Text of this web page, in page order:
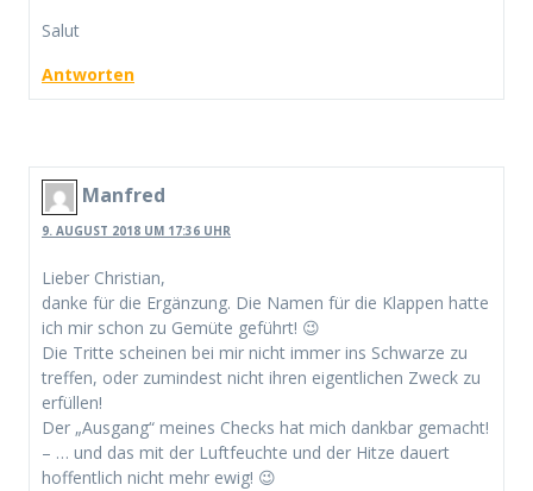
Salut
Antworten
Manfred
9. AUGUST 2018 UM 17:36 UHR
Lieber Christian,
danke für die Ergänzung. Die Namen für die Klappen hatte
ich mir schon zu Gemüte geführt! 😉
Die Tritte scheinen bei mir nicht immer ins Schwarze zu
treffen, oder zumindest nicht ihren eigentlichen Zweck zu
erfüllen!
Der „Ausgang“ meines Checks hat mich dankbar gemacht!
– … und das mit der Luftfeuchte und der Hitze dauert
hoffentlich nicht mehr ewig! 😉